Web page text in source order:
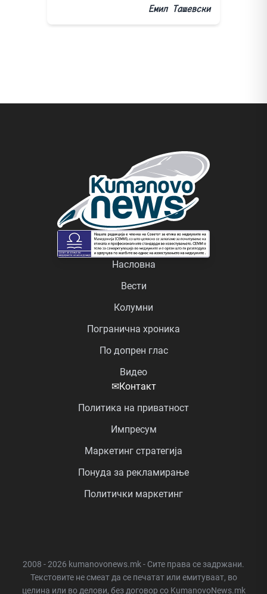
Емил Ташевски
Насловна
Вести
Колумни
Погранична хроника
По допрен глас
Видео
✉Контакт
Политика на приватност
Импресум
Маркетинг стратегија
Понуда за рекламирање
Политички маркетинг
2008 - 2026 kumanovonews.mk - Сите права се задржани.
Текстовите не смеат да се печатат или емитуваат, во
целина или во делови, без договор со KumanovoNews.mk